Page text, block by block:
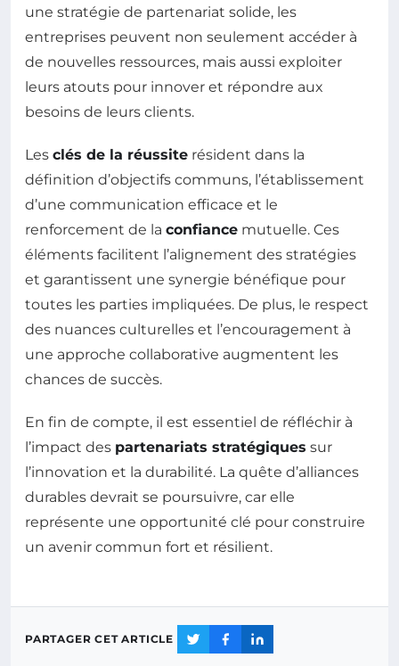
une stratégie de partenariat solide, les
entreprises peuvent non seulement accéder à
de nouvelles ressources, mais aussi exploiter
leurs atouts pour innover et répondre aux
besoins de leurs clients.
Les clés de la réussite résident dans la
définition d’objectifs communs, l’établissement
d’une communication efficace et le
renforcement de la confiance mutuelle. Ces
éléments facilitent l’alignement des stratégies
et garantissent une synergie bénéfique pour
toutes les parties impliquées. De plus, le respect
des nuances culturelles et l’encouragement à
une approche collaborative augmentent les
chances de succès.
En fin de compte, il est essentiel de réfléchir à
l’impact des partenariats stratégiques sur
l’innovation et la durabilité. La quête d’alliances
durables devrait se poursuivre, car elle
représente une opportunité clé pour construire
un avenir commun fort et résilient.
PARTAGER CET ARTICLE